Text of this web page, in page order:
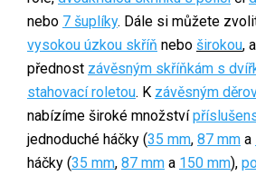
nebo 7 šuplíky. Dále si můžete
vysokou úzkou skříň nebo širokou,
přednost závěsným skříňkám s
stahovací roletou. K závěsným
nabízíme široké množství
jednoduché háčky (35 mm, 87 mm a
háčky (35 mm, 87 mm a 150 mm),